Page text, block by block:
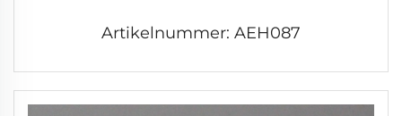
Artikelnummer: AEH087